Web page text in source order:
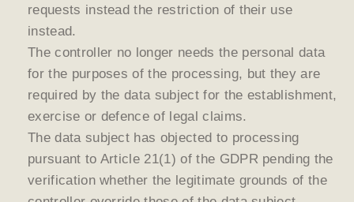
requests instead the restriction of their use
instead.
The controller no longer needs the personal data
for the purposes of the processing, but they are
required by the data subject for the establishment,
exercise or defence of legal claims.
The data subject has objected to processing
pursuant to Article 21(1) of the GDPR pending the
verification whether the legitimate grounds of the